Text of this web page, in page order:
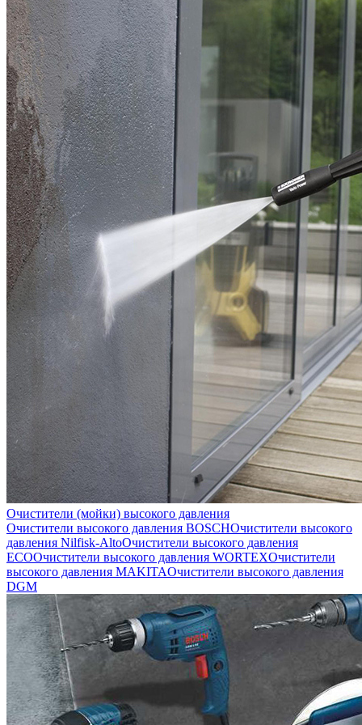
Очистители (мойки) высокого давления
Очистители высокого давления BOSCHОчистители высокого
давления Nilfisk-AltoОчистители высокого давления
ECOОчистители высокого давления WORTEXОчистители
высокого давления MAKITAОчистители высокого давления
DGM